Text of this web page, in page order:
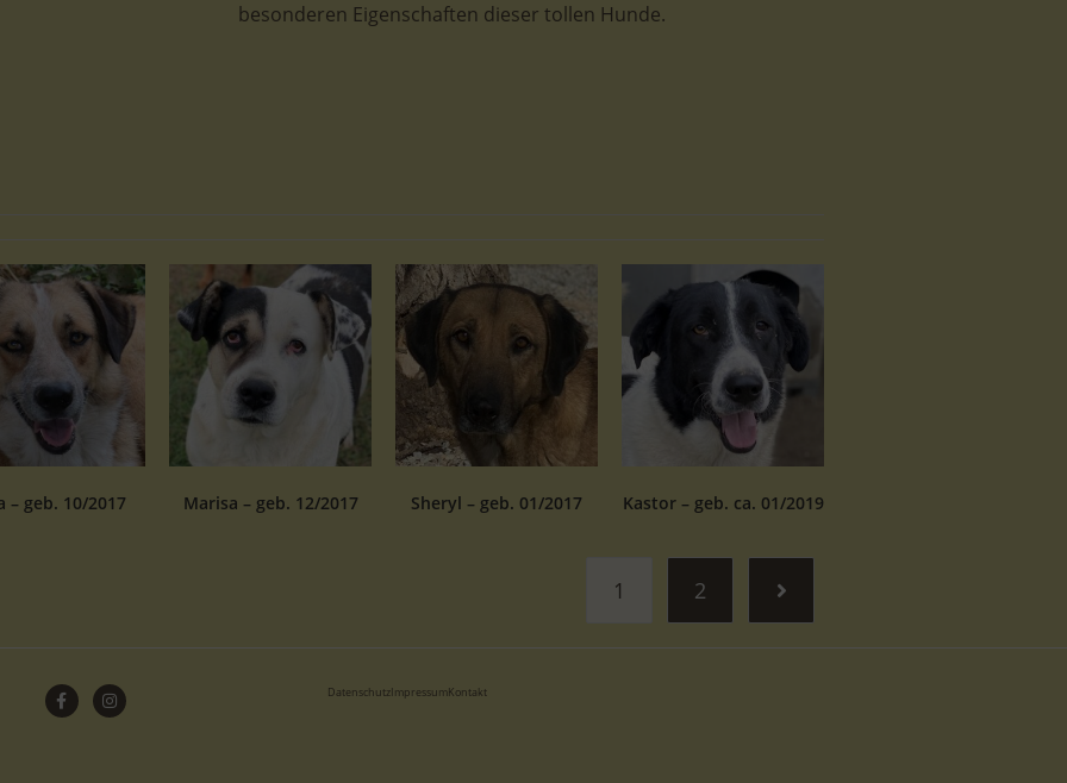
besonderen Eigenschaften dieser tollen Hunde.
– geb. 10/2017 Marisa – geb. 12/2017 Sheryl – geb. 01/2017 Kastor – geb. ca. 01/2019
1 2
DatenschutzImpressumKontakt